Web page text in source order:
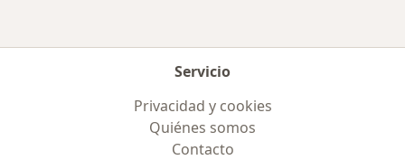
Servicio
Privacidad y cookies
Quiénes somos
Contacto